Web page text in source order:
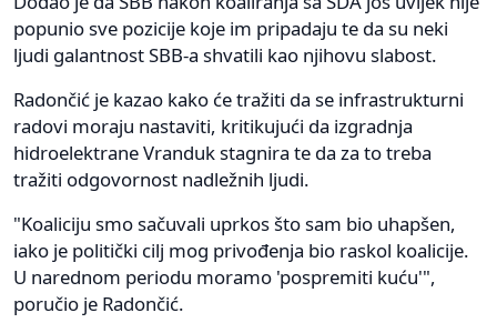
popunio sve pozicije koje im pripadaju te da su neki
ljudi galantnost SBB-a shvatili kao njihovu slabost.
Radončić je kazao kako će tražiti da se infrastrukturni
radovi moraju nastaviti, kritikujući da izgradnja
hidroelektrane Vranduk stagnira te da za to treba
tražiti odgovornost nadležnih ljudi.
"Koaliciju smo sačuvali uprkos što sam bio uhapšen,
iako je politički cilj mog privođenja bio raskol koalicije.
U narednom periodu moramo 'pospremiti kuću'",
poručio je Radončić.